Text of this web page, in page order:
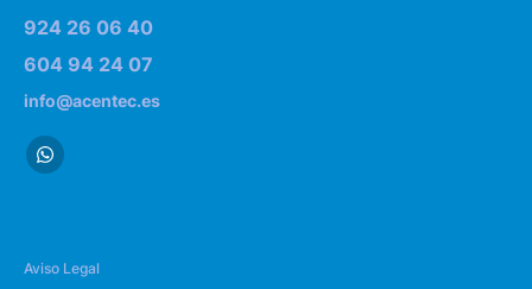
924 26 06 40
604 94 24 07
info@acentec.es
Aviso Legal